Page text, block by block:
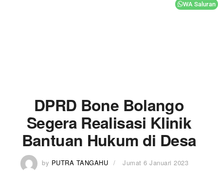
DPRD Bone Bolango
Segera Realisasi Klinik
Bantuan Hukum di Desa
by PUTRA TANGAHU Jumat 6 Januari 2023
WA Saluran